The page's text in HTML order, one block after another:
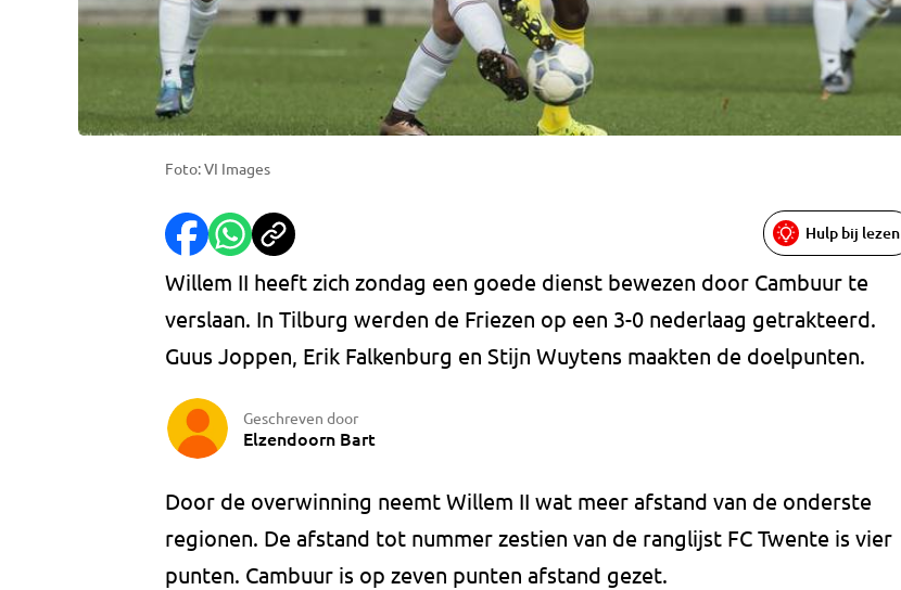
Foto: VI Images
Hulp bij lezen
Willem II heeft zich zondag een goede dienst bewezen door Cambuur te
verslaan. In Tilburg werden de Friezen op een 3-0 nederlaag getrakteerd.
Guus Joppen, Erik Falkenburg en Stijn Wuytens maakten de doelpunten.
Geschreven door
Elzendoorn Bart
Door de overwinning neemt Willem II wat meer afstand van de onderste
regionen. De afstand tot nummer zestien van de ranglijst FC Twente is vier
punten. Cambuur is op zeven punten afstand gezet.